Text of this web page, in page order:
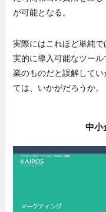
が可能となる。
実際にはこれほど単純
実的に導入可能なツー
業のものだと誤解して
ては、いかがだろうか。
中小